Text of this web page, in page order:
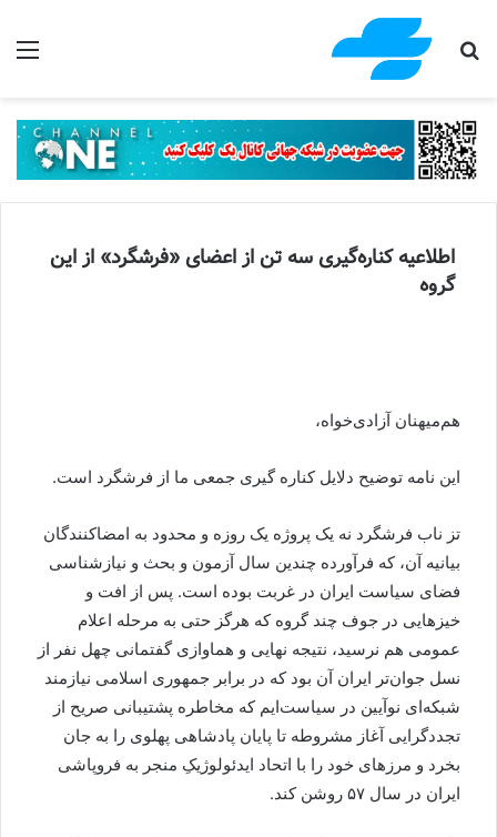
جستجو برای
اطلاعیه کناره‌گیری سه تن از اعضای «فرشگرد» از این
گروه
هم‌میهنان آزادی‌خواه،
این نامه توضیح دلایل کناره گیری جمعی ما از فرشگرد است.
تز ناب فرشگرد نه یک پروژه یک روزه و محدود به امضاکنندگان
بیانیه آن، که فرآورده چندین سال آزمون و بحث و نیازشناسی
فضای سیاست ایران در غربت بوده است. پس از افت و
خیزهایی در جوف چند گروه که هرگز حتی به مرحله اعلام
عمومی هم نرسید، نتیجه نهایی و هماوازی گفتمانی چهل نفر از
نسل جوان‌تر ایران آن بود که در برابر جمهوری اسلامی نیازمند
شبکه‌ای نوآیین در سیاست‌ایم که مخاطره پشتیبانی صریح از
تجددگرایی آغاز مشروطه تا پایان پادشاهی پهلوی را به جان
بخرد و مرزهای خود را با اتحاد ایدئولوژیکِ منجر به فروپاشی
ایران در سال ۵۷ روشن کند.